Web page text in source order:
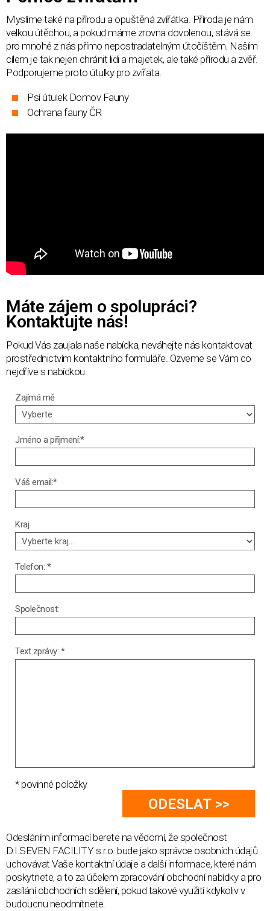
Myslíme také na přírodu a opuštěná zvířátka. Příroda je nám
velkou útěchou, a pokud máme zrovna dovolenou, stává se
pro mnohé z nás přímo nepostradatelným útočištěm. Naším
cílem je tak nejen chránit lidi a majetek, ale také přírodu a zvěř.
Podporujeme proto útulky pro zvířata.
Psí útulek Domov Fauny
Ochrana fauny ČR
Máte zájem o spolupráci?
Kontaktujte nás!
Pokud Vás zaujala naše nabídka, neváhejte nás kontaktovat
prostřednictvím kontaktního formuláře. Ozveme se Vám co
nejdříve s nabídkou.
Zajímá mě
Jméno a příjmení:*
Váš email:*
Kraj
Telefon: *
Společnost:
Text zprávy: *
* povinné položky
Odesláním informací berete na vědomí, že společnost
D.I.SEVEN FACILITY s.r.o. bude jako správce osobních údajů
uchovávat Vaše kontaktní údaje a další informace, které nám
poskytnete, a to za účelem zpracování obchodní nabídky a pro
zasílání obchodních sdělení, pokud takové využití kdykoliv v
budoucnu neodmítnete.